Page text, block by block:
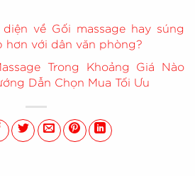
về Gối massage hay súng
hơn với dân văn phòng?
Trong Khoảng Giá Nào
Dẫn Chọn Mua Tối Ưu